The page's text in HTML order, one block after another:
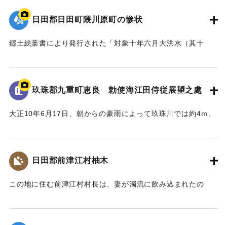
日田郡日田町隈川原町の惨状
郷土絵葉書により発行された「対象十年六月大洪水（其十
｜固有コード:
玖珠郡九重町恵良 勅使海江田侍従展望之處
大正10年6月17日、朝からの豪雨によって玖珠川では約4ｍ、
延長500ｍにわたって決壊し、260戸の家屋が流失した。
このような被害に対して宮中から大正天皇の勅使として海江
田侍従らが来訪し、親しく被害者を慰問するとともに、玖珠
この高台は「江上台」と命名され、記念碑がつくられた。
日田郡前津江村柚木
この地に住む前津江村村長は、妻が濁流に飲み込まれたの
しつぶされ村長の両親は押しつぶされ死亡した。